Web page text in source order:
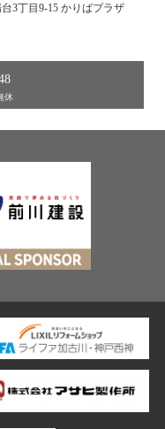
3丁目9-15 かりばプラザ
休